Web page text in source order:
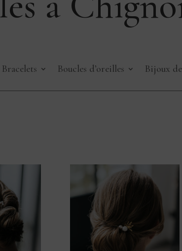
Bracelets Boucles d’oreilles Bijoux